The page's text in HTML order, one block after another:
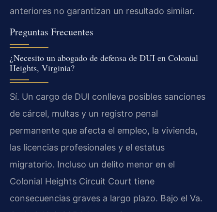
anteriores no garantizan un resultado similar.
Preguntas Frecuentes
¿Necesito un abogado de defensa de DUI en Colonial
Heights, Virginia?
Sí. Un cargo de DUI conlleva posibles sanciones
de cárcel, multas y un registro penal
permanente que afecta el empleo, la vivienda,
las licencias profesionales y el estatus
migratorio. Incluso un delito menor en el
Colonial Heights Circuit Court tiene
consecuencias graves a largo plazo. Bajo el Va.